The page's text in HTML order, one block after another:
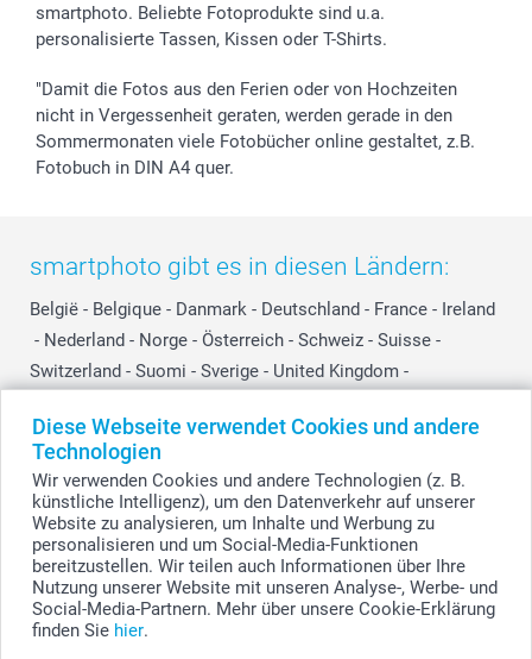
Diese Webseite verwendet Cookies und andere
Technologien
Wir verwenden Cookies und andere Technologien (z. B.
künstliche Intelligenz), um den Datenverkehr auf unserer
Website zu analysieren, um Inhalte und Werbung zu
personalisieren und um Social-Media-Funktionen
bereitzustellen. Wir teilen auch Informationen über Ihre
Nutzung unserer Website mit unseren Analyse-, Werbe- und
Social-Media-Partnern. Mehr über unsere Cookie-Erklärung
finden Sie hier.
smartphoto. Beliebte Fotoprodukte sind u.a.
personalisierte Tassen, Kissen oder T-Shirts.
"Damit die Fotos aus den Ferien oder von Hochzeiten
nicht in Vergessenheit geraten, werden gerade in den
Sommermonaten viele Fotobücher online gestaltet, z.B.
Fotobuch in DIN A4 quer.
smartphoto gibt es in diesen Ländern:
België - Belgique - Danmark - Deutschland - France - Ireland
- Nederland - Norge - Österreich - Schweiz - Suisse -
Switzerland - Suomi - Sverige - United Kingdom -
Other Countries
© smartphoto Group. Alle Rechte vorbehalten.
Alle Preise verstehen sich in EURO (€) inkl. MwSt. und zzgl. Versandkosten.